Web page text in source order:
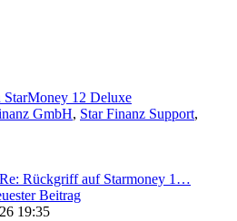
StarMoney 12 Deluxe
GmbH, Star Finanz Support,
Re: Rückgriff auf Starmoney 1…
Beitrag
19:35